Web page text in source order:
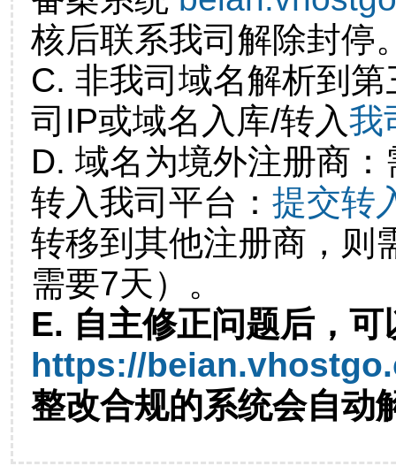
核后联系我司解除封停
C. 非我司域名解析到
司IP或域名入库/转入我
D. 域名为境外注册商
转入我司平台： 提交转
转移到其他注册商，则
需要7天）。
E. 自主修正问题后，可
https://
整改合规的系统会自动